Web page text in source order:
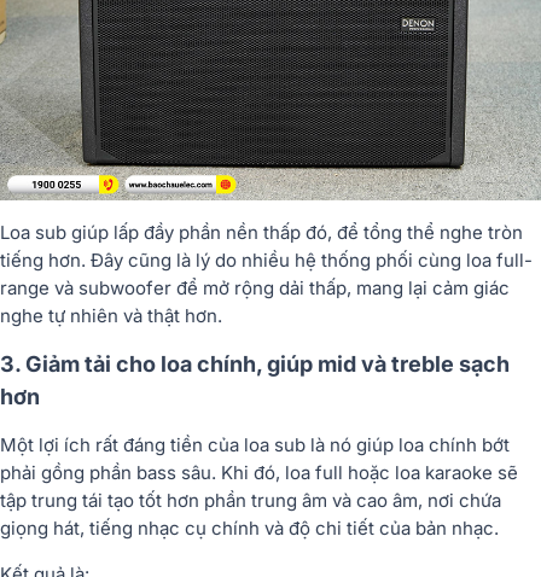
Loa sub giúp lấp đầy phần nền thấp đó, để tổng thể nghe tròn
tiếng hơn. Đây cũng là lý do nhiều hệ thống phối cùng loa full-
range và subwoofer để mở rộng dải thấp, mang lại cảm giác
nghe tự nhiên và thật hơn.
3. Giảm tải cho loa chính, giúp mid và treble sạch
hơn
Một lợi ích rất đáng tiền của loa sub là nó giúp loa chính bớt
phải gồng phần bass sâu. Khi đó, loa full hoặc loa karaoke sẽ
tập trung tái tạo tốt hơn phần trung âm và cao âm, nơi chứa
giọng hát, tiếng nhạc cụ chính và độ chi tiết của bản nhạc.